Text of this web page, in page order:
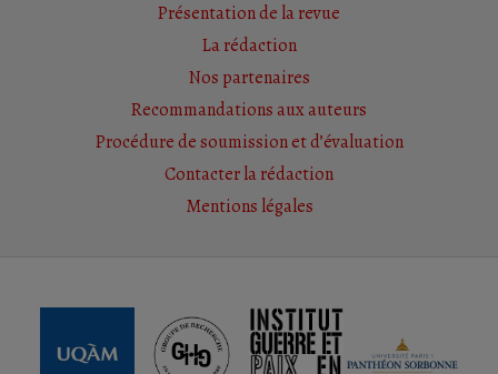
Présentation de la revue
La rédaction
Nos partenaires
Recommandations aux auteurs
Procédure de soumission et d’évaluation
Contacter la rédaction
Mentions légales